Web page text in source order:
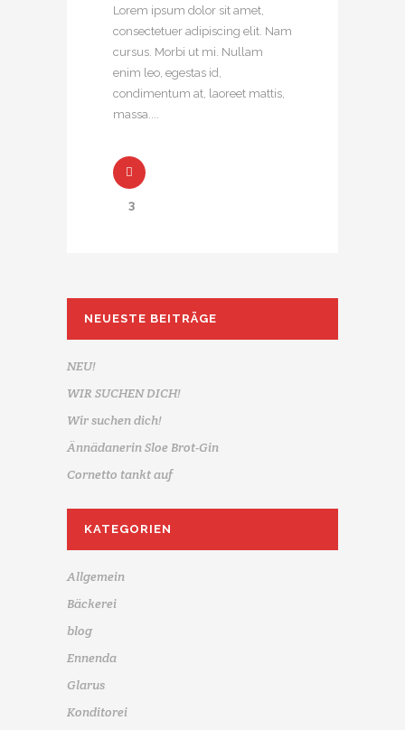
Lorem ipsum dolor sit amet,
consectetuer adipiscing elit. Nam
cursus. Morbi ut mi. Nullam
enim leo, egestas id,
condimentum at, laoreet mattis,
massa....
3
NEUESTE BEITRÄGE
NEU!
WIR SUCHEN DICH!
Wir suchen dich!
Ännädanerin Sloe Brot-Gin
Cornetto tankt auf
KATEGORIEN
Allgemein
Bäckerei
blog
Ennenda
Glarus
Konditorei